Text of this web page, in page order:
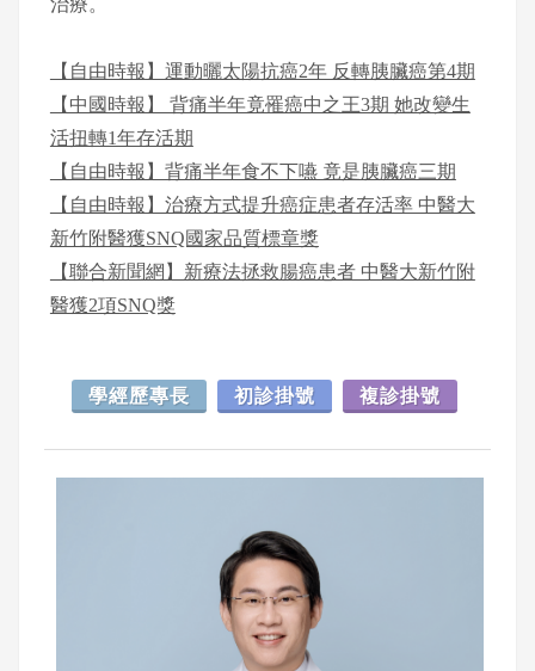
治療。
【自由時報】運動曬太陽抗癌2年 反轉胰臟癌第4期
【中國時報】 背痛半年竟罹癌中之王3期 她改變生
活扭轉1年存活期
【自由時報】背痛半年食不下嚥 竟是胰臟癌三期
【自由時報】治療方式提升癌症患者存活率 中醫大
新竹附醫獲SNQ國家品質標章獎
【聯合新聞網】新療法拯救腸癌患者 中醫大新竹附
醫獲2項SNQ獎
學經歷專長 初診掛號 複診掛號